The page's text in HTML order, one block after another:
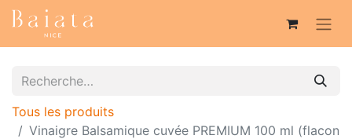
Tous les produits
Vinaigre Balsamique cuvée PREMIUM 100 ml (flacon